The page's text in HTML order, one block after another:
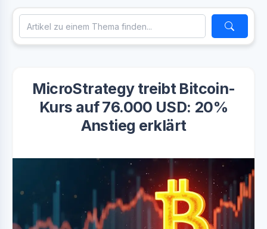
MicroStrategy treibt Bitcoin-
Kurs auf 76.000 USD: 20%
Anstieg erklärt